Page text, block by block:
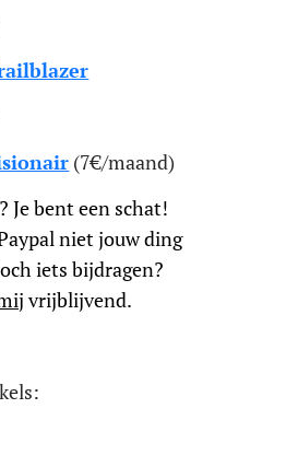
(7€/maand)
Je bent een schat!
niet jouw ding
iets bijdragen?
vrijblijvend.